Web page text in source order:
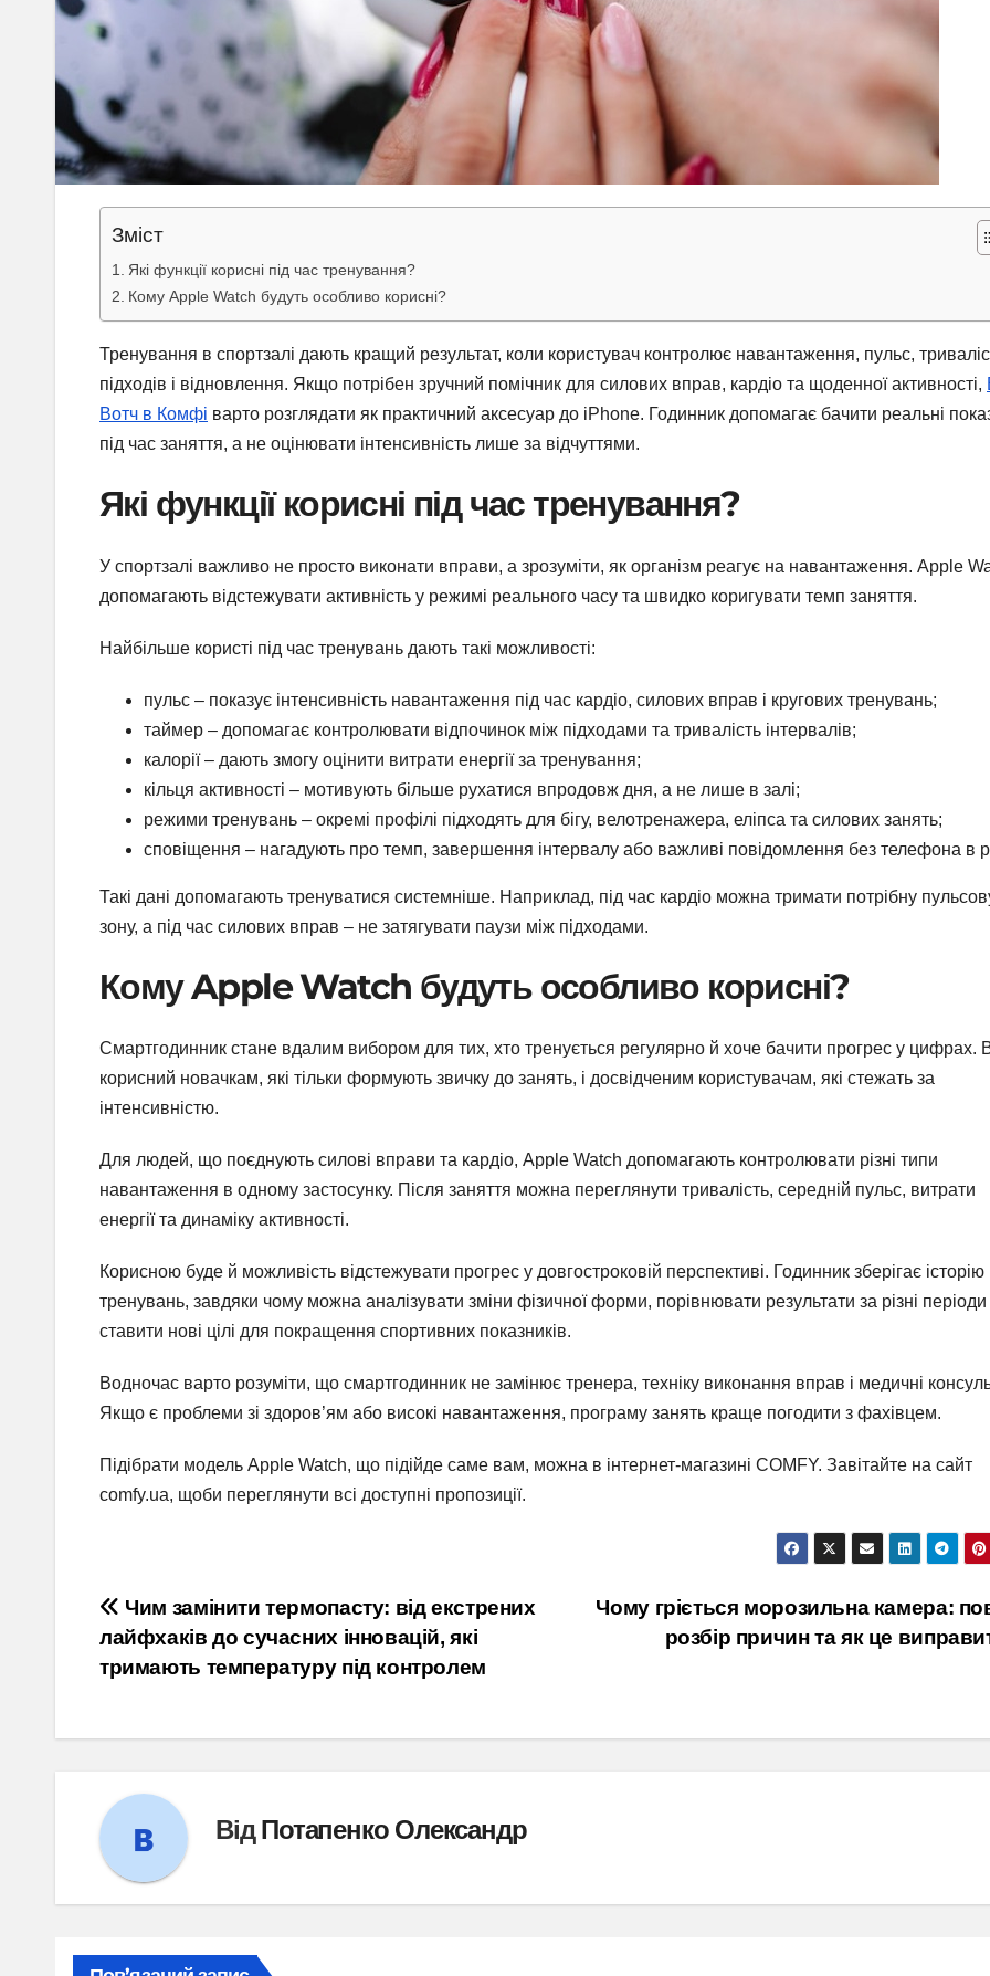
Зміст
Які функції корисні під час тренування?
Кому Apple Watch будуть особливо корисні?
Тренування в спортзалі дають кращий результат, коли користувач контролює навантаження, пульс,
підходів і відновлення. Якщо потрібен зручний помічник для силових вправ, кардіо та щоденної активності,
Вотч в Комфі варто розглядати як практичний аксесуар до iPhone. Годинник допомагає бачити реальні
під час заняття, а не оцінювати інтенсивність лише за відчуттями.
Які функції корисні під час тренування?
У спортзалі важливо не просто виконати вправи, а зрозуміти, як організм реагує на навантаження. Apple
допомагають відстежувати активність у режимі реального часу та швидко коригувати темп заняття.
Найбільше користі під час тренувань дають такі можливості:
пульс – показує інтенсивність навантаження під час кардіо, силових вправ і кругових тренувань;
таймер – допомагає контролювати відпочинок між підходами та тривалість інтервалів;
калорії – дають змогу оцінити витрати енергії за тренування;
кільця активності – мотивують більше рухатися впродовж дня, а не лише в залі;
режими тренувань – окремі профілі підходять для бігу, велотренажера, еліпса та силових занять;
сповіщення – нагадують про темп, завершення інтервалу або важливі повідомлення без телефона в
Такі дані допомагають тренуватися системніше. Наприклад, під час кардіо можна тримати потрібну
зону, а під час силових вправ – не затягувати паузи між підходами.
Кому Apple Watch будуть особливо корисні?
Смартгодинник стане вдалим вибором для тих, хто тренується регулярно й хоче бачити прогрес у цифрах.
корисний новачкам, які тільки формують звичку до занять, і досвідченим користувачам, які стежать за
інтенсивністю.
Для людей, що поєднують силові вправи та кардіо, Apple Watch допомагають контролювати різні типи
навантаження в одному застосунку. Після заняття можна переглянути тривалість, середній пульс, витрати
енергії та динаміку активності.
Корисною буде й можливість відстежувати прогрес у довгостроковій перспективі. Годинник зберігає історію
тренувань, завдяки чому можна аналізувати зміни фізичної форми, порівнювати результати за різні періоди
ставити нові цілі для покращення спортивних показників.
Водночас варто розуміти, що смартгодинник не замінює тренера, техніку виконання вправ і медичні
Якщо є проблеми зі здоров’ям або високі навантаження, програму занять краще погодити з фахівцем.
Підібрати модель Apple Watch, що підійде саме вам, можна в інтернет-магазині COMFY. Завітайте на сайт
comfy.ua, щоби переглянути всі доступні пропозиції.
Навігація
записів
Чому гріється морозильна камера:
розбір причин та як це
Чим замінити термопасту: від екстрених
лайфхаків до сучасних інновацій, які
тримають температуру під контролем
ВідПотапенко Олександр